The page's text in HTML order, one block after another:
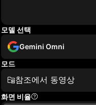
모델 선택
Gemini Omni
모드
참조에서 동영상
화면 비율